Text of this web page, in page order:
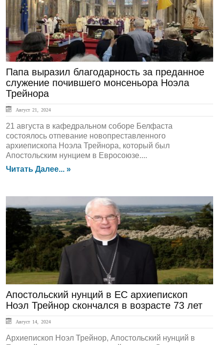
Папа выразил благодарность за преданное
служение почившего монсеньора Ноэла
Трейнора
Август 21, 2024
21 августа в кафедральном соборе Белфаста
состоялось отпевание новопреставленного
архиепископа Ноэла Трейнора, который был
Апостольским нунцием в Евросоюзе....
Читать Далее... »
ЛЕНТА НОВОСТЕЙ
Апостольский нунций в ЕС архиепископ
Ноэл Трейнор скончался в возрасте 73 лет
Август 14, 2024
Архиепископ Ноэл Трейнор, Апостольский нунций в